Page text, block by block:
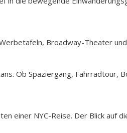
Broadway-Theater
Ob Spaziergang, Fahrradtour,
einer NYC-Reise. Der Blick auf